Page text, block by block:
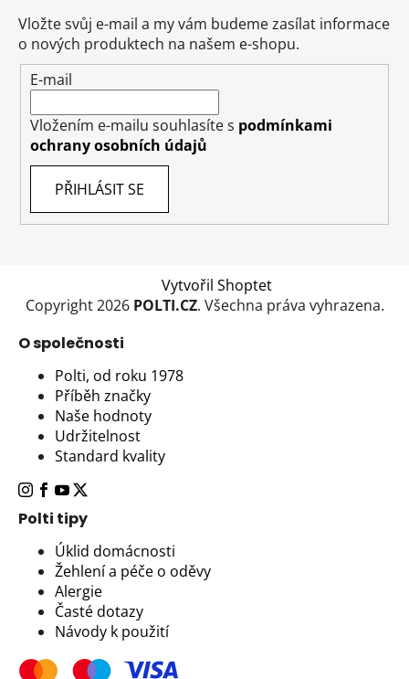
Vložte svůj e-mail a my vám budeme zasílat informace
o nových produktech na našem e-shopu.
E-mail
Vložením e-mailu souhlasíte s podmínkami
ochrany osobních údajů
PŘIHLÁSIT SE
Vytvořil Shoptet
Copyright 2026 POLTI.CZ. Všechna práva vyhrazena.
O společnosti
Polti, od roku 1978
Příběh značky
Naše hodnoty
Udržitelnost
Standard kvality
Polti tipy
Úklid domácnosti
Žehlení a péče o oděvy
Alergie
Časté dotazy
Návody k použití